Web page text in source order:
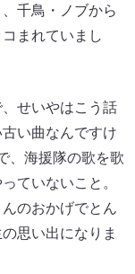
千鳥・ノブから
まれていまし
せいやはこう話
い曲なんですけ
、海援隊の歌を歌
ていないこと。
のおかげでとん
思い出になりま